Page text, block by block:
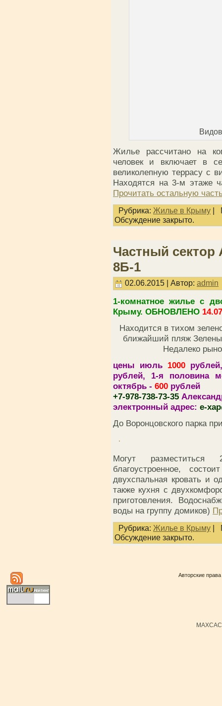
Жилье рассчитано на
человек и включает в
великолепную террасу с
Находятся на 3-м этаже
Прочитать остальную
Рубрика: Жилье в Крыму |
Обсуждение закрыто.
Частный
8Б-1
02.06.2015 | Автор: admin
1-комнатное жилье с
Крыму. ОБНОВЛЕНО
Находится в тихом
ближайший пляж
Недалеко
цены июль 1000
рублей, 1-я половина
октябрь - 600 рублей
+7-978-738-73-35
электронный адрес: e-
До Воронцовского парка
Могут
благоустроенное,
двухспальная кровать и
также кухня с
приготовления.
воды на группу домиков)
Рубрика: Жилье в Крыму |
Обсуждение закрыто.
Авторские